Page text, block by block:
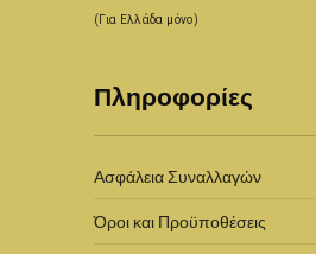
(Για Ελλάδα μόνο)
Πληροφορίες
Ασφάλεια Συναλλαγών
Όροι και Προϋποθέσεις